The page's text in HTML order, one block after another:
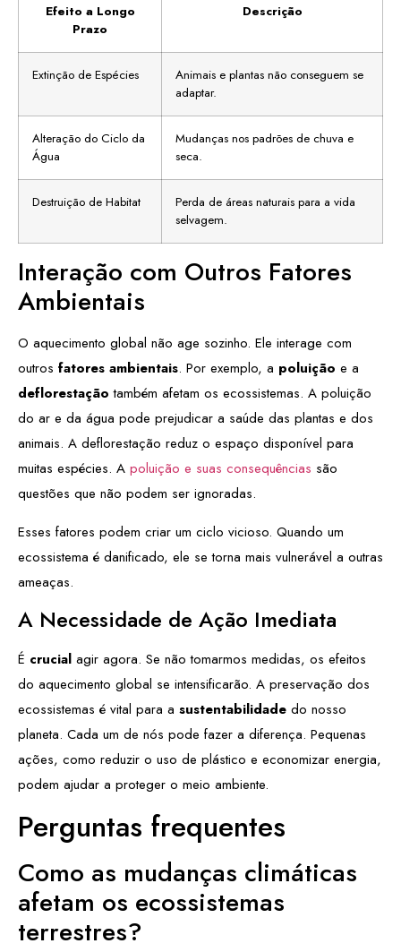
Efeito a Longo
Prazo
Descrição
Extinção de Espécies
Animais e plantas não conseguem se
adaptar.
Alteração do Ciclo da
Água
Mudanças nos padrões de chuva e
seca.
Destruição de Habitat
Perda de áreas naturais para a vida
selvagem.
Interação com Outros Fatores
Ambientais
O aquecimento global não age sozinho. Ele interage com
outros fatores ambientais. Por exemplo, a poluição e a
deflorestação também afetam os ecossistemas. A poluição
do ar e da água pode prejudicar a saúde das plantas e dos
animais. A deflorestação reduz o espaço disponível para
muitas espécies. A poluição e suas consequências são
questões que não podem ser ignoradas.
Esses fatores podem criar um ciclo vicioso. Quando um
ecossistema é danificado, ele se torna mais vulnerável a outras
ameaças.
A Necessidade de Ação Imediata
É crucial agir agora. Se não tomarmos medidas, os efeitos
do aquecimento global se intensificarão. A preservação dos
ecossistemas é vital para a sustentabilidade do nosso
planeta. Cada um de nós pode fazer a diferença. Pequenas
ações, como reduzir o uso de plástico e economizar energia,
podem ajudar a proteger o meio ambiente.
Perguntas frequentes
Como as mudanças climáticas
afetam os ecossistemas
terrestres?